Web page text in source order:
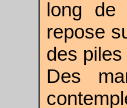
long de
repose
des
Des